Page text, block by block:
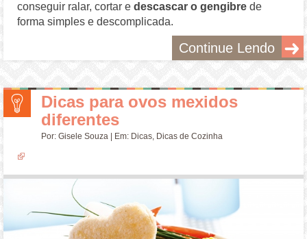
conseguir ralar, cortar edescascar o gengibre de
forma simples e descomplicada.
Continue Lendo
Dicas para ovos mexidos
diferentes
Por:Gisele Souza | Em: Dicas Dicas de Cozinha